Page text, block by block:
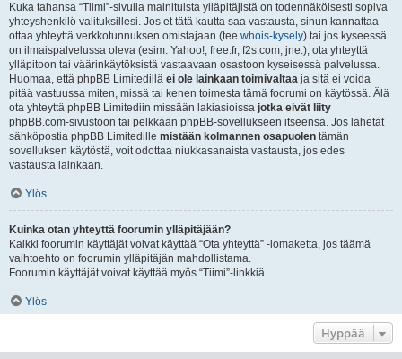
Kuka tahansa “Tiimi”-sivulla mainituista ylläpitäjistä on todennäköisesti sopiva
yhteyshenkilö valituksillesi. Jos et tätä kautta saa vastausta, sinun kannattaa
ottaa yhteyttä verkkotunnuksen omistajaan (tee whois-kysely) tai jos kyseessä
on ilmaispalvelussa oleva (esim. Yahoo!, free.fr, f2s.com, jne.), ota yhteyttä
ylläpitoon tai väärinkäytöksistä vastaavaan osastoon kyseisessä palvelussa.
Huomaa, että phpBB Limitedillä ei ole lainkaan toimivaltaa ja sitä ei voida
pitää vastuussa miten, missä tai kenen toimesta tämä foorumi on käytössä. Älä
ota yhteyttä phpBB Limitediin missään lakiasioissa jotka eivät liity
phpBB.com-sivustoon tai pelkkään phpBB-sovellukseen itseensä. Jos lähetät
sähköpostia phpBB Limitedille mistään kolmannen osapuolen tämän
sovelluksen käytöstä, voit odottaa niukkasanaista vastausta, jos edes
vastausta lainkaan.
Ylös
Kuinka otan yhteyttä foorumin ylläpitäjään?
Kaikki foorumin käyttäjät voivat käyttää “Ota yhteyttä” -lomaketta, jos täämä
vaihtoehto on foorumin ylläpitäjän mahdollistama.
Foorumin käyttäjät voivat käyttää myös “Tiimi”-linkkiä.
Ylös
Hyppää